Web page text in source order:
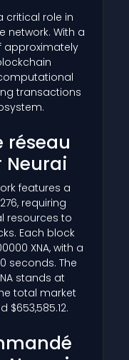
critical role in
network. With a
approximately
transactions
réseau
Neurai
features a
requiring
resources to
Each block
XNA, with a
seconds. The
stands at
total market